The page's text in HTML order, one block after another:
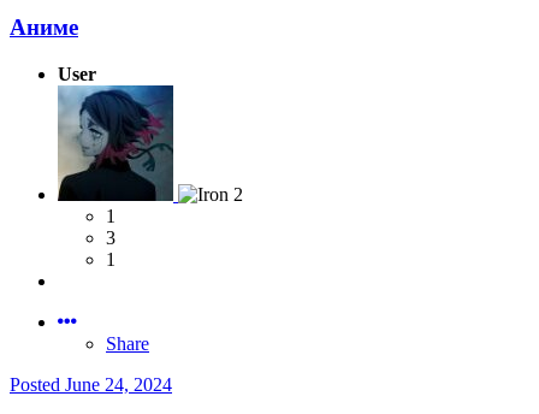
Аниме
User
1
3
1
Share
Posted June 24, 2024